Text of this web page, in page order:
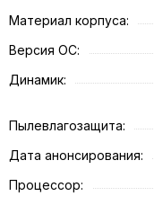
Материал корпуса:
Версия ОС:
Динамик:
Пылевлагозащита:
Дата анонсирования:
Процессор: